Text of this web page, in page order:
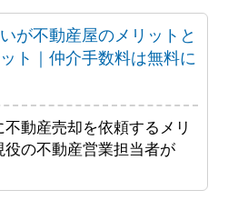
が不動産屋のメリットと
ト｜仲介手数料は無料に
動産売却を依頼するメリ
の不動産営業担当者が